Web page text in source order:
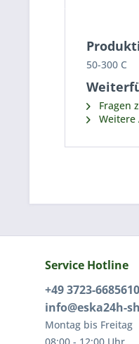
50-300 C
Fragen
Weitere
Service Hotline
+49 3723-6685610
info@eska24h-
Montag bis Freitag